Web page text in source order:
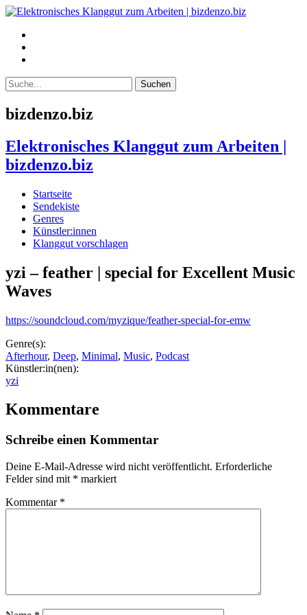
bizdenzo.biz
Elektronisches Klanggut zum Arbeiten |
bizdenzo.biz
Startseite
Sendekiste
Genres
Künstler:innen
Klanggut vorschlagen
yzi – feather | special for Excellent Music
Waves
https://soundcloud.com/myzique/feather-special-for-emw
Genre(s):
Afterhour, Deep, Minimal, Music, Podcast
Künstler:in(nen):
yzi
Kommentare
Schreibe einen Kommentar
Deine E-Mail-Adresse wird nicht veröffentlicht. Erforderliche
Felder sind mit * markiert
Kommentar *